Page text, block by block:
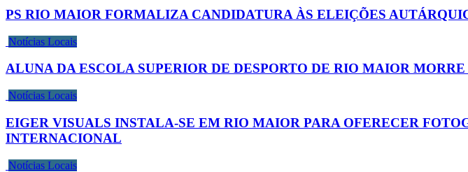
PS RIO MAIOR FORMALIZA CANDIDATURA ÀS ELEIÇÕES
Notícias Locais
ALUNA DA ESCOLA SUPERIOR DE DESPORTO DE RIO MAIOR
Notícias Locais
EIGER VISUALS INSTALA-SE EM RIO MAIOR PARA OFERECER
INTERNACIONAL
Notícias Locais